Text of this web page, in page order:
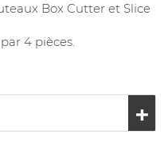
Box Cutter et Slice
4 pièces.